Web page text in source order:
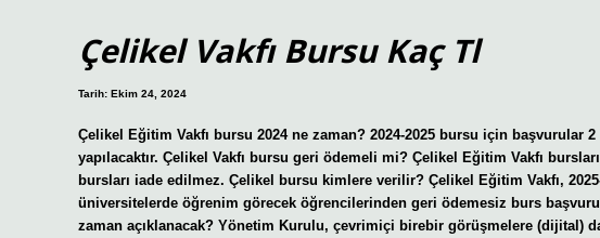
Çelikel Vakfı Bursu Kaç Tl
Tarih: Ekim 24, 2024
Çelikel Eğitim Vakfı bursu 2024 ne zaman? 2024-2025 bursu için başvurular
yapılacaktır. Çelikel Vakfı bursu geri ödemeli mi? Çelikel Eğitim Vakfı
bursları iade edilmez. Çelikel bursu kimlere verilir? Çelikel Eğitim Vakfı,
üniversitelerde öğrenim görecek öğrencilerinden geri ödemesiz burs
zaman açıklanacak? Yönetim Kurulu, çevrimiçi birebir görüşmelere (dijital)